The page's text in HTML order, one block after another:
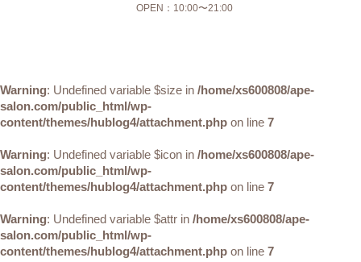
OPEN： 10:00〜21:00
Warning: Undefined variable $size in /home/xs600808/ape-
salon.com/public_html/wp-
content/themes/hublog4/attachment.php on line 7
Warning: Undefined variable $icon in /home/xs600808/ape-
salon.com/public_html/wp-
content/themes/hublog4/attachment.php on line 7
Warning: Undefined variable $attr in /home/xs600808/ape-
salon.com/public_html/wp-
content/themes/hublog4/attachment.php on line 7